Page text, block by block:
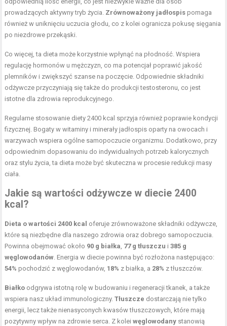
prowadzących aktywny tryb życia. Zrównoważony jadłospis pomaga
również w uniknięciu uczucia głodu, co z kolei ogranicza pokusę sięgania
po niezdrowe przekąski.
Co więcej, ta dieta może korzystnie wpłynąć na płodność. Wspiera
regulację hormonów u mężczyzn, co ma potencjał poprawić jakość
plemników i zwiększyć szanse na poczęcie. Odpowiednie składniki
odżywcze przyczyniają się także do produkcji testosteronu, co jest
istotne dla zdrowia reprodukcyjnego.
Regularne stosowanie diety 2400 kcal sprzyja również poprawie kondycji
fizycznej. Bogaty w witaminy i minerały jadłospis oparty na owocach i
warzywach wspiera ogólne samopoczucie organizmu. Dodatkowo, przy
odpowiednim dopasowaniu do indywidualnych potrzeb kalorycznych
oraz stylu życia, ta dieta może być skuteczna w procesie redukcji masy
ciała.
Jakie są wartości odżywcze w diecie 2400
kcal?
Dieta o wartości 2400 kcal oferuje zrównoważone składniki odżywcze,
które są niezbędne dla naszego zdrowia oraz dobrego samopoczucia.
Powinna obejmować około 90 g białka, 77 g tłuszczu i385 g
węglowodanów. Energia w diecie powinna być rozłożona następująco:
54% pochodzić z węglowodanów, 18% z białka, a 28% z tłuszczów.
Białko odgrywa istotną rolę w budowaniu i regeneracji tkanek, a także
wspiera nasz układ immunologiczny.Tłuszcze dostarczają nie tylko
energii, lecz także nienasyconych kwasów tłuszczowych, które mają
pozytywny wpływ na zdrowie serca. Z koleiwęglowodany stanowią